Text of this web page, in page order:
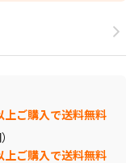
上ご購入で送料無料
上ご購入で送料無料